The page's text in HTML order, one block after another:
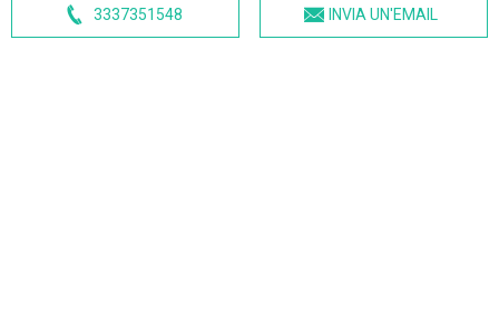
3337351548 INVIA UN'EMAIL